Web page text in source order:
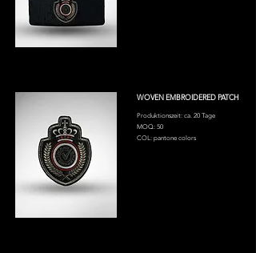
WOVEN EMBROIDERED PATCH
Produktionszeit: ca. 20 Tage
MOQ: 50
COL: pantone colors